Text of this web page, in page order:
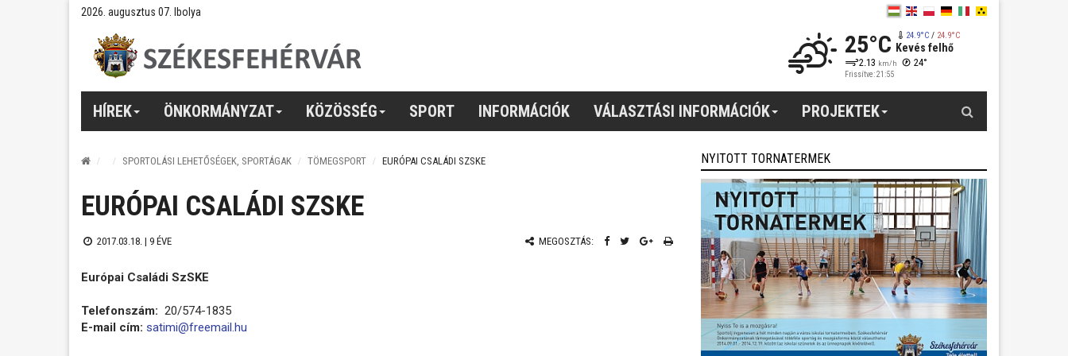
2026. augusztus 07. Ibolya
25°C 24.9°C/ 24.9°C
Kevés felhő
2.13 km/h 24°
Frissítve: 21:55
HÍREK ÖNKORMÁNYZAT KÖZÖSSÉG SPORT INFORMÁCIÓK VÁLASZTÁSI INFORMÁCIÓK PROJEKTEK
SPORTOLÁSI LEHETŐSÉGEK, SPORTÁGAK TÖMEGSPORT EURÓPAI CSALÁDI SZSKE
EURÓPAI CSALÁDI SZSKE
2017.03.18. | 9 ÉVE MEGOSZTÁS:
Európai Családi SzSKE
Telefonszám: 20/574-1835
E-mail cím: satimi@freemail.hu
NYITOTT TORNATERMEK